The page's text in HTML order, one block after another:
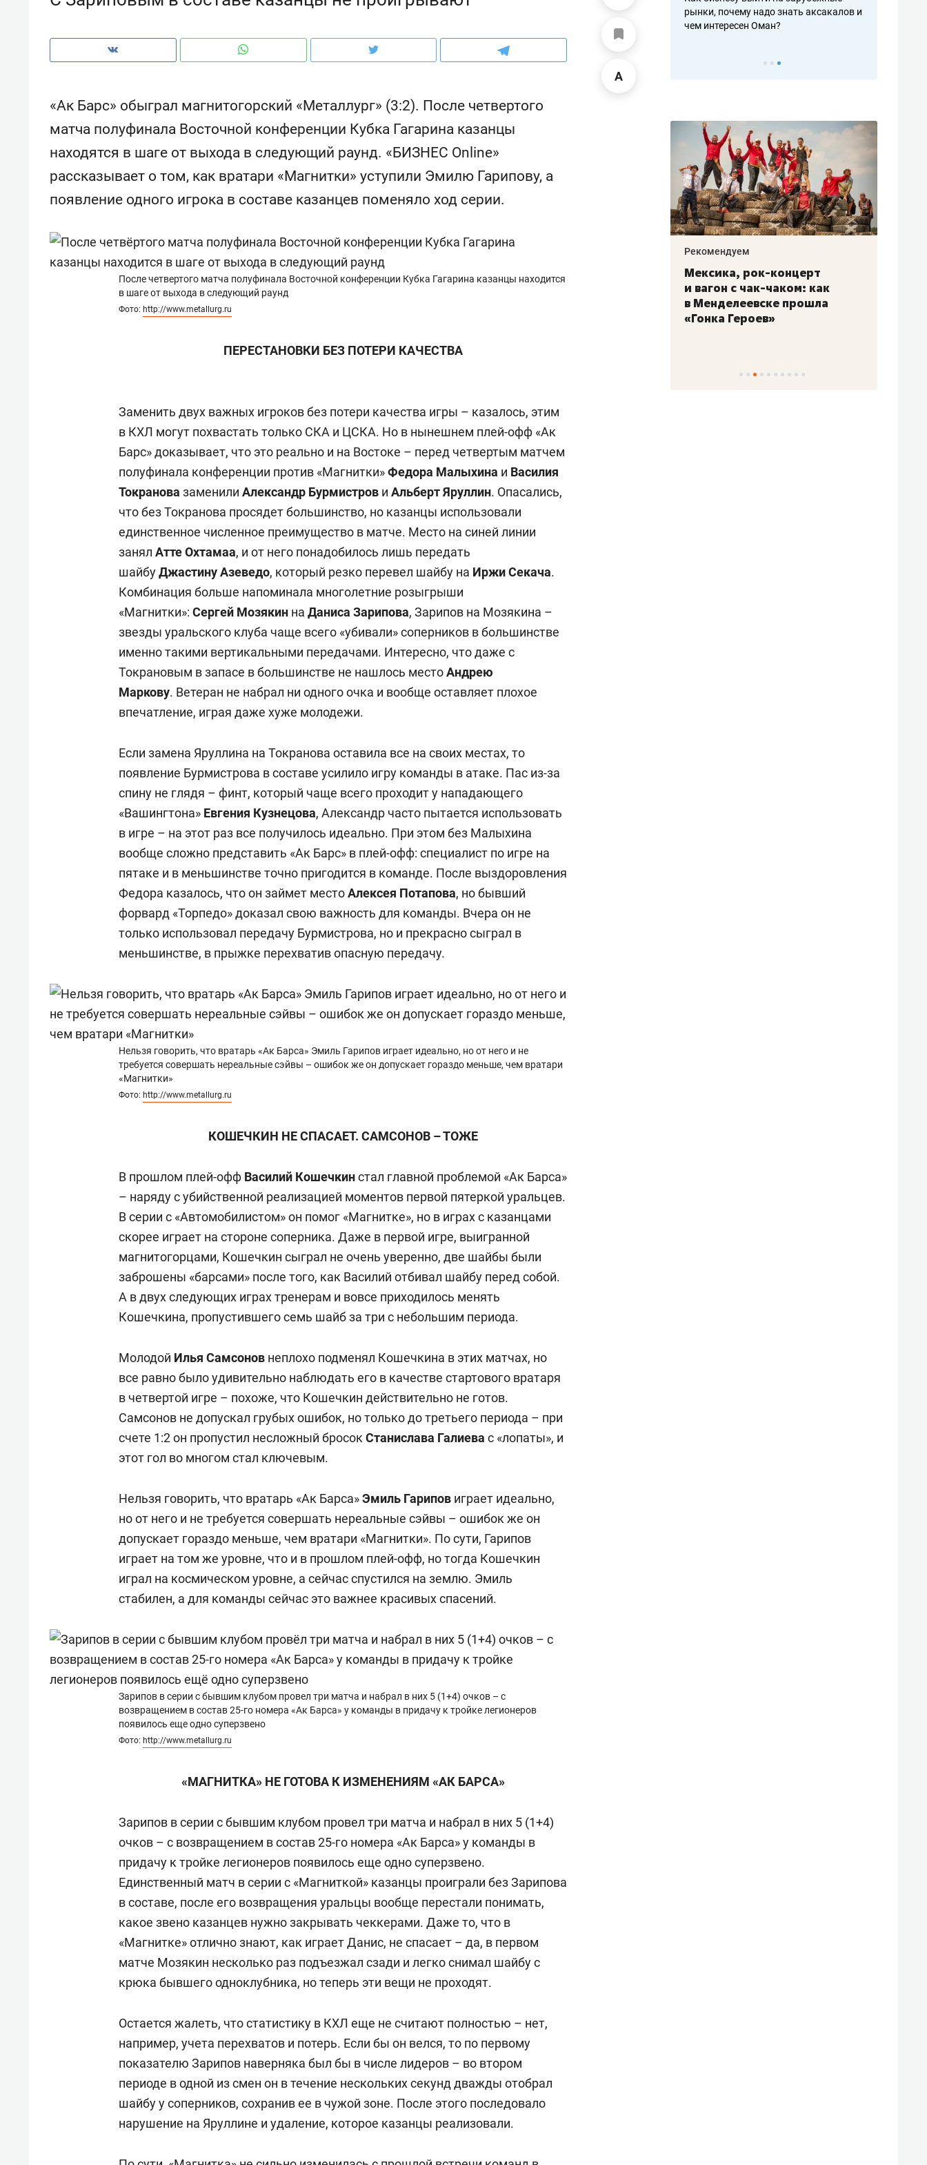
«Ак Барс» обыграл магнитогорский «Металлург» (3:2). После четвертого
матча полуфинала Восточной конференции Кубка Гагарина казанцы
находятся в шаге от выхода в следующий раунд. «БИЗНЕС Online»
рассказывает о том, как вратари «Магнитки» уступили Эмилю Гарипову, а
появление одного игрока в составе казанцев поменяло ход серии.
После четвертого матча полуфинала Восточной конференции Кубка Гагарина казанцы находится
в шаге от выхода в следующий раунд
Фото: http://www.metallurg.ru
ПЕРЕСТАНОВКИ БЕЗ ПОТЕРИ КАЧЕСТВА
Заменить двух важных игроков без потери качества игры – казалось, этим
в КХЛ могут похвастать только СКА и ЦСКА. Но в нынешнем плей-офф «Ак
Барс» доказывает, что это реально и на Востоке – перед четвертым матчем
полуфинала конференции против «Магнитки»Федора Малыхина и Василия
Токранова заменили Александр Бурмистров и Альберт Яруллин. Опасались,
что без Токранова просядет большинство, но казанцы использовали
единственное численное преимущество в матче. Место на синей линии
занял Атте Охтамаа, и от него понадобилось лишь передать
шайбуДжастину Азеведо, который резко перевел шайбу на Иржи Секача.
Комбинация больше напоминала многолетние розыгрыши
«Магнитки»: Сергей Мозякин на Даниса Зарипова, Зарипов на Мозякина –
звезды уральского клуба чаще всего «убивали» соперников в большинстве
именно такими вертикальными передачами. Интересно, что даже с
Токрановым в запасе в большинстве не нашлось местоАндрею
Маркову. Ветеран не набрал ни одного очка и вообще оставляет плохое
впечатление, играя даже хуже молодежи.
Если замена Яруллина на Токранова оставила все на своих местах, то
появление Бурмистрова в составе усилило игру команды в атаке. Пас из-за
спину не глядя – финт, который чаще всего проходит у нападающего
«Вашингтона» Евгения Кузнецова, Александр часто пытается использовать
в игре – на этот раз все получилось идеально. При этом без Малыхина
вообще сложно представить «Ак Барс» в плей-офф: специалист по игре на
пятаке и в меньшинстве точно пригодится в команде. После выздоровления
Федора казалось, что он займет местоАлексея Потапова, но бывший
форвард «Торпедо» доказал свою важность для команды. Вчера он не
только использовал передачу Бурмистрова, но и прекрасно сыграл в
меньшинстве, в прыжке перехватив опасную передачу.
Нельзя говорить, что вратарь «Ак Барса» Эмиль Гарипов играет идеально, но от него и не
требуется совершать нереальные сэйвы – ошибок же он допускает гораздо меньше, чем вратари
«Магнитки»
Фото: http://www.metallurg.ru
КОШЕЧКИН НЕ СПАСАЕТ. САМСОНОВ – ТОЖЕ
В прошлом плей-офф Василий Кошечкинстал главной проблемой «Ак Барса»
– наряду с убийственной реализацией моментов первой пятеркой уральцев.
В серии с «Автомобилистом» он помог «Магнитке», но в играх с казанцами
скорее играет на стороне соперника. Даже в первой игре, выигранной
магнитогорцами, Кошечкин сыграл не очень уверенно, две шайбы были
заброшены «барсами» после того, как Василий отбивал шайбу перед собой.
А в двух следующих играх тренерам и вовсе приходилось менять
Кошечкина, пропустившего семь шайб за три с небольшим периода.
Молодой Илья Самсонов неплохо подменял Кошечкина в этих матчах, но
все равно было удивительно наблюдать его в качестве стартового вратаря
в четвертой игре – похоже, что Кошечкин действительно не готов.
Самсонов не допускал грубых ошибок, но только до третьего периода – при
счете 1:2 он пропустил несложный бросок Станислава Галиева с «лопаты», и
этот гол во многом стал ключевым.
Нельзя говорить, что вратарь «Ак Барса»Эмиль Гарипов играет идеально,
но от него и не требуется совершать нереальные сэйвы – ошибок же он
допускает гораздо меньше, чем вратари «Магнитки». По сути, Гарипов
играет на том же уровне, что и в прошлом плей-офф, но тогда Кошечкин
играл на космическом уровне, а сейчас спустился на землю. Эмиль
стабилен, а для команды сейчас это важнее красивых спасений.
Зарипов в серии с бывшим клубом провел три матча и набрал в них 5 (1+4) очков – с
возвращением в состав 25-го номера «Ак Барса» у команды в придачу к тройке легионеров
появилось еще одно суперзвено
Фото: http://www.metallurg.ru
«МАГНИТКА» НЕ ГОТОВА К ИЗМЕНЕНИЯМ «АК БАРСА»
Зарипов в серии с бывшим клубом провел три матча и набрал в них 5 (1+4)
очков – с возвращением в состав 25-го номера «Ак Барса» у команды в
придачу к тройке легионеров появилось еще одно суперзвено.
Единственный матч в серии с «Магниткой» казанцы проиграли без Зарипова
в составе, после его возвращения уральцы вообще перестали понимать,
какое звено казанцев нужно закрывать чеккерами. Даже то, что в
«Магнитке» отлично знают, как играет Данис, не спасает – да, в первом
матче Мозякин несколько раз подъезжал сзади и легко снимал шайбу с
крюка бывшего одноклубника, но теперь эти вещи не проходят.
Остается жалеть, что статистику в КХЛ еще не считают полностью – нет,
например, учета перехватов и потерь. Если бы он велся, то по первому
показателю Зарипов наверняка был бы в числе лидеров – во втором
периоде в одной из смен он в течение нескольких секунд дважды отобрал
шайбу у соперников, сохранив ее в чужой зоне. После этого последовало
нарушение на Яруллине и удаление, которое казанцы реализовали.
рынки, почему надо знать аксакалов и
о трехкратном росте цен, дотошных
рынки, почему надо знать аксакалов и
чем интересен Оман?
Как ГК «МИР ГРУПП» и ВТБ
создают оазис жилого
комфорта под Казанью
150 камер до квартиры и Face
ID вместо ключа: какой будет
безопасность в ЖК «Нова»
Рекомендуем
природе, работа
Рекомендуем
Мексика, рок-концерт
и вагон с чак-чаком: как
в Менделеевске прошла
«Гонка Героев»